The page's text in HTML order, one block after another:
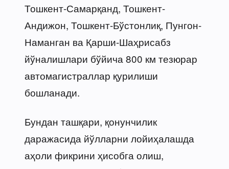
Тошкент-Самарқанд, Тошкент-
Андижон, Тошкент-Бўстонлиқ, Пунгон-
Наманган ва Қарши-Шаҳрисабз
йўналишлари бўйича 800 км тезюрар
автомагистраллар қурилиши
бошланади.
Бундан ташқари, қонунчилик
даражасида йўлларни лойиҳалашда
аҳоли фикрини ҳисобга олиш,